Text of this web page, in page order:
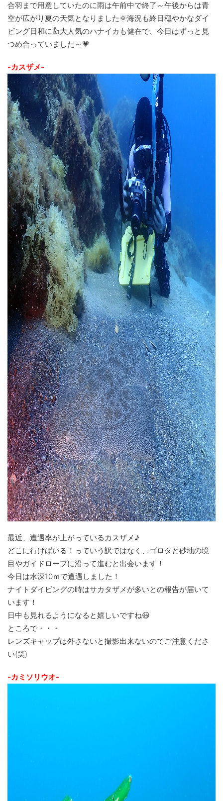
合羽まで用意していたのに雨は午前中で終了～午後からは青
空が広がり夏の天気となりました🌞海況も終日穏やかなダイ
ビング日和に👍大人気のハナイカも健在で、今日はずっと見
つめ合っていました～💗
-カスザメ-
最近、遭遇率が上がっているカスザメ♪
どこに行けばいる！っていう訳ではなく、ゴロタと砂地の境
目やガイドロープに沿って進むと出会います！
今日は水深10ｍで遭遇しました！
ナイトダイビングの時はサカタザメが多いとの報告が届いて
います！
日中も見れるようになると嬉しいですね😃
ところで・・・
レンズキャップは外さないと撮影出来ないのでご注意くださ
い(笑)
-カミソリウオ-